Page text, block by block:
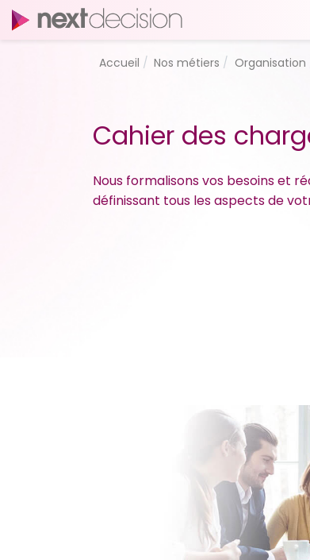
Accueil Nos métiers Organisation
Cahier des
Nous formalisons vos besoins et
définissant tous les aspects de